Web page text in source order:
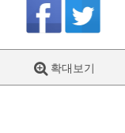
확대보기